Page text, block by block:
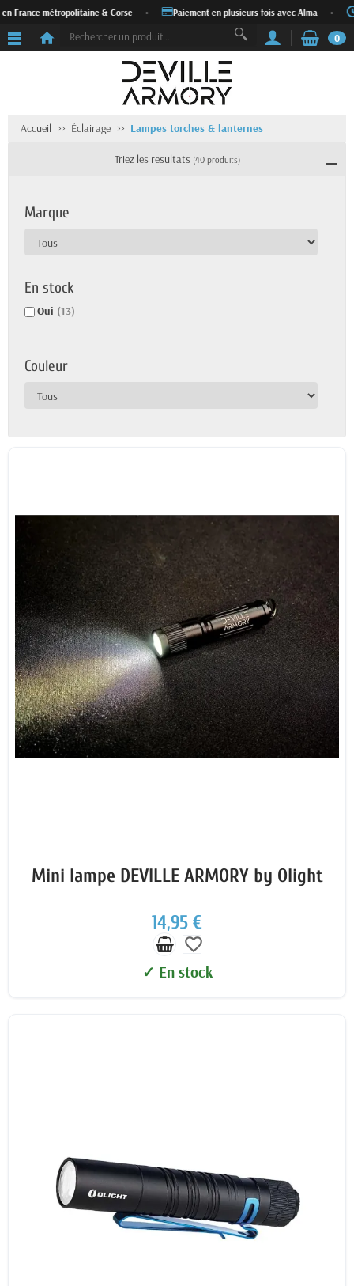
métropolitaine & Corse • Paiement en plusieurs fois avec Alma •
0
Accueil Éclairage Lampes torches & lanternes
Triez les resultats (40 produits)
Marque
En stock
Oui (13)
Couleur
Mini lampe DEVILLE ARMORY by Olight
14,95 €
favorite_border
✓ En stock